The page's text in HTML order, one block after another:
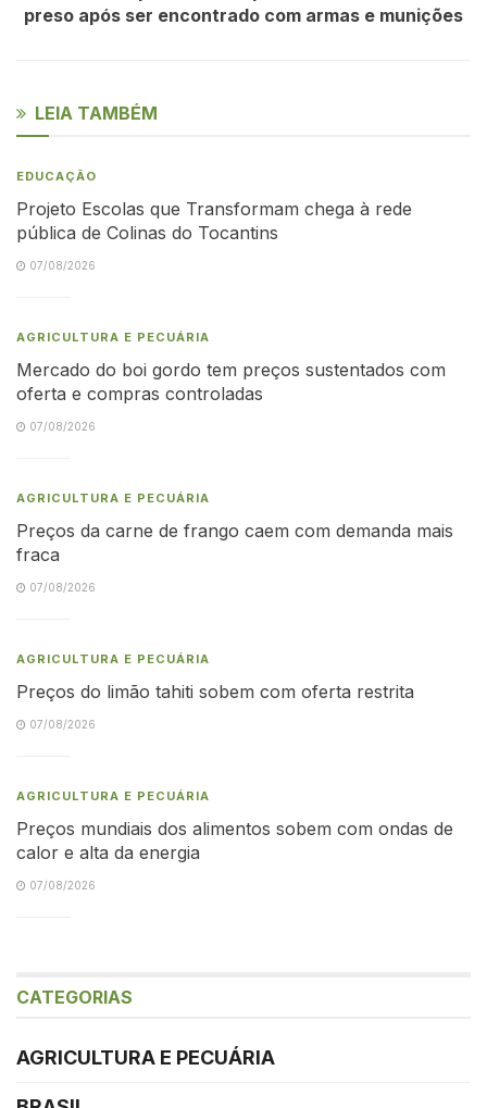
preso após ser encontrado com armas e munições
LEIA TAMBÉM
EDUCAÇÃO
Projeto Escolas que Transformam chega à rede
pública de Colinas do Tocantins
07/08/2026
AGRICULTURA E PECUÁRIA
Mercado do boi gordo tem preços sustentados com
oferta e compras controladas
07/08/2026
AGRICULTURA E PECUÁRIA
Preços da carne de frango caem com demanda mais
fraca
07/08/2026
AGRICULTURA E PECUÁRIA
Preços do limão tahiti sobem com oferta restrita
07/08/2026
AGRICULTURA E PECUÁRIA
Preços mundiais dos alimentos sobem com ondas de
calor e alta da energia
07/08/2026
CATEGORIAS
AGRICULTURA E PECUÁRIA